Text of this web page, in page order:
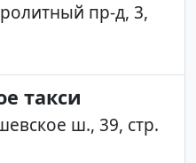
пр-д, 3,
такси
ш., 39, стр.